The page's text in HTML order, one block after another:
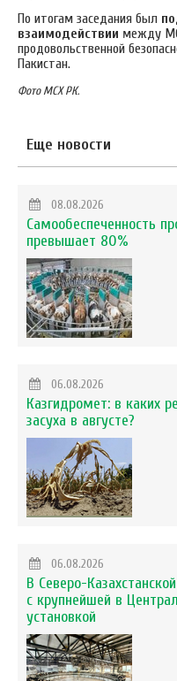
По итогам заседания был
взаимодействии между
продовольственной
Пакистан.
Фото МСХ РК.
Еще новости
08.08.2026
Самообеспеченность
превышает 80%
06.08.2026
Казгидромет: в каких
засуха в августе?
06.08.2026
В Северо-
с крупнейшей в
установкой